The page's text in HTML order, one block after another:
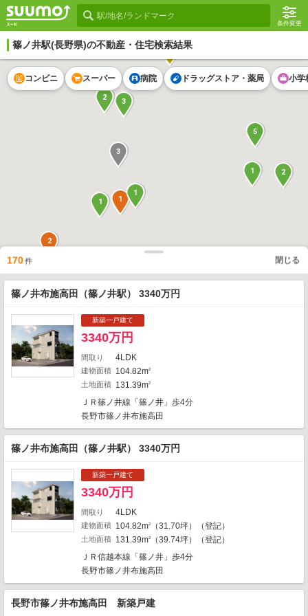
条件変更
篠ノ井駅(長野県)の不動産・住宅検索結果
3
2
2
1
1
3
1
5
3
2
1
1
3
2
1
1
1
1
コンビニ スーパー 病院 ドラッグストア・薬局 小学
170件 閉じる
篠ノ井布施高田（篠ノ井駅） 3340万円
新築一戸建て
3340万円
間取り 4LDK
建物面積 104.82m2
土地面積 131.39m2
ＪＲ篠ノ井線「篠ノ井」歩4分
長野市篠ノ井布施高田
篠ノ井布施高田（篠ノ井駅） 3340万円
新築一戸建て
3340万円
間取り 4LDK
建物面積 104.82m2 （31.70坪）（登記）
土地面積 131.39m2
（39.74坪）（登記）
ＪＲ信越本線「篠ノ井」歩4分
長野市篠ノ井布施高田
長野市篠ノ井布施高田 新築戸建